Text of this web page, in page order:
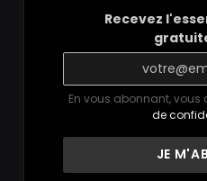
Recevez
En vous abonnant, vous
de